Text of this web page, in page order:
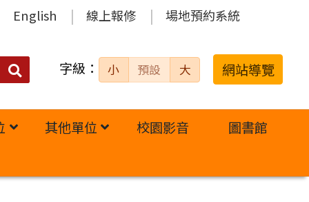
English 線上報修 場地預約系統
搜
字級： 小 預設 大 網站導覽
其他單位 校園影音 圖書館